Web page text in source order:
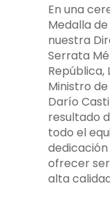
En una
Medalla
nuestra
Serrata
República,
Ministro
Darío
resultado
todo el
ofrecer
alta